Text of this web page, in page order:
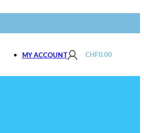
MY ACCOUNT CHF0.00